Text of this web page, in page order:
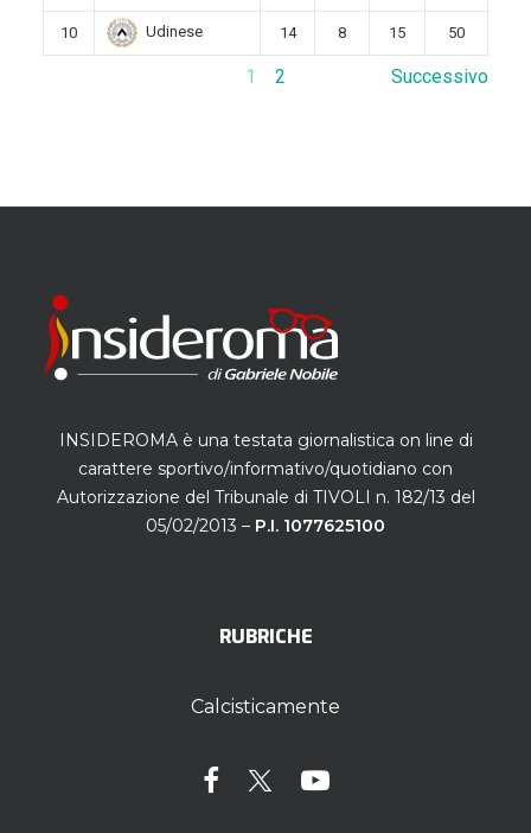
10 Udinese 14 8 15 50
1 2 Successivo
INSIDEROMA è una testata giornalistica on line di
carattere sportivo/informativo/quotidiano con
Autorizzazione del Tribunale di TIVOLI n. 182/13 del
05/02/2013 – P.I. 1077625100
RUBRICHE
Calcisticamente